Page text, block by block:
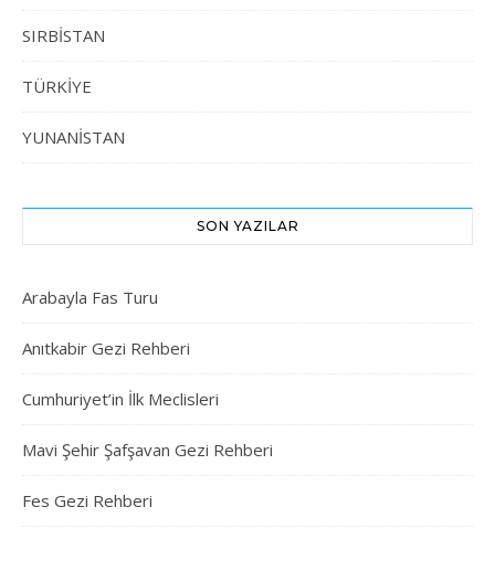
SIRBİSTAN
TÜRKİYE
YUNANİSTAN
SON YAZILAR
Arabayla Fas Turu
Anıtkabir Gezi Rehberi
Cumhuriyet’in İlk Meclisleri
Mavi Şehir Şafşavan Gezi Rehberi
Fes Gezi Rehberi